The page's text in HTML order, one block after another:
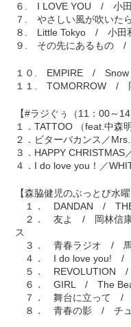
６. I LOVE YOU / 小田
７. やさしい風が吹い
８. Little Tokyo / 小田
９. その先にあるもの /
１０. EMPIRE / Snow
１１. TOMORROW /
【#ラジぐぅ（11：00～14
１．TATTOO （feat.中森
２．ビターバカンス／
３．HAPPY CHRISTMAS
４．I do love you！／
【森脇健児のぶっとび水
１． DANDAN / THE
２． 友よ / 岡林信康
ス
３． 青春ラジオ /
４． I do love you! /
５． REVOLUTION /
６． GIRL / The
７． 舞台に立って /
８． 青春の影 / チュ